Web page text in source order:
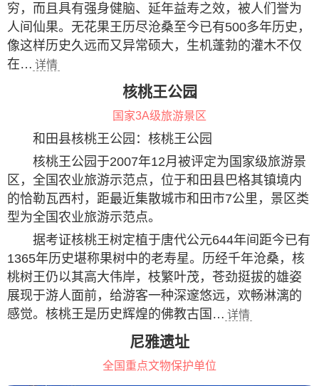
穷，而且具有强身健脑、延年益寿之效，被人们誉为
人间仙果。无花果王历尽沧桑至今已有500多年历史，
像这样历史久远而又异常硕大，生机蓬勃的灌木不仅
在… 详情
核桃王公园
国家3A级旅游景区
和田县核桃王公园：核桃王公园
核桃王公园于2007年12月被评定为国家级旅游景
区，全国农业旅游示范点，位于和田县巴格其镇境内
的恰勒瓦西村，距最近集散城市和田市7公里，景区类
型为全国农业旅游示范点。
据考证核桃王树定植于唐代公元644年间距今已有
1365年历史堪称果树中的老寿星。历经千年沧桑，核
桃树王仍以其高大伟岸，枝繁叶茂，苍劲挺拔的雄姿
展现于游人面前，给游客一种深邃悠远，欢畅淋漓的
感觉。核桃王是历史辉煌的佛教古国… 详情
尼雅遗址
全国重点文物保护单位